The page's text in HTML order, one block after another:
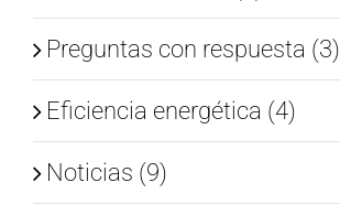
Preguntas con respuesta (3)
Eficiencia energética (4)
Noticias (9)